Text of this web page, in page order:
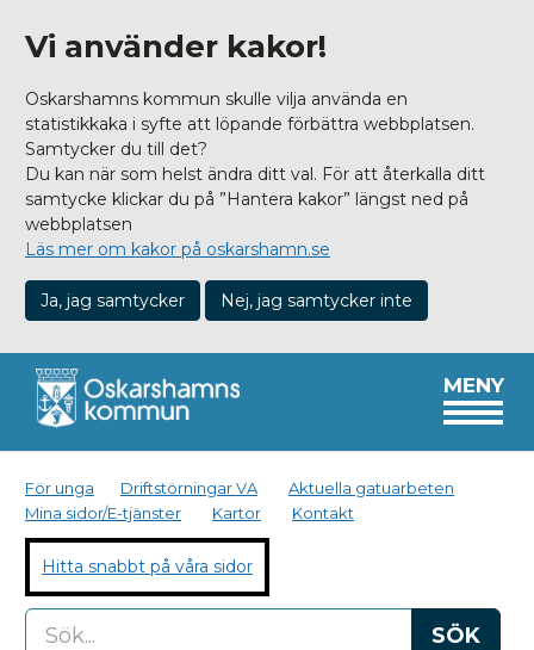
Vi använder kakor!
Oskarshamns kommun skulle vilja använda en
statistikkaka i syfte att löpande förbättra webbplatsen.
Samtycker du till det?
Du kan när som helst ändra ditt val. För att återkalla ditt
samtycke klickar du på ”Hantera kakor” längst ned på
webbplatsen
Läs mer om kakor på oskarshamn.se
Ja, jag samtycker Nej, jag samtycker inte
MENY
För unga Driftstörningar VA
Aktuella gatuarbeten
Mina sidor/E-tjänster
Kartor Kontakt
Hitta snabbt på våra sidor
SÖK